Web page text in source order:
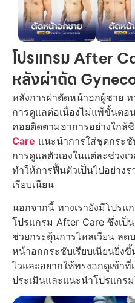
โปรแกรม After
หลังผ่าตัด
หลังการผ่าตัดหน้าอกผู้ชาย
การดูแลต่อเนื่องไม่แพ้ขั้นตอ
คอยติดตามอาการอย่างใกล้
Care แนะนำการใส่ชุดกระ
การดูแลตัวเองในแต่ละช่วงเ
ทำให้การฟื้นตัวเป็นไปอย่าง
เรียบเนียน
นอกจากนี้ ทางเรายังมีโปรแ
โปรแกรม After Care ซึ่งเป็
ช่วยกระตุ้นการไหลเวียน ล
หน้าอกกระชับเรียบเนียนยิ่ง
ไวและอยากให้ทรงอกดูเข้า
ประเมินและแนะนำโปรแกร